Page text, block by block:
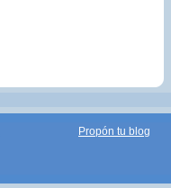
Propón tu blog